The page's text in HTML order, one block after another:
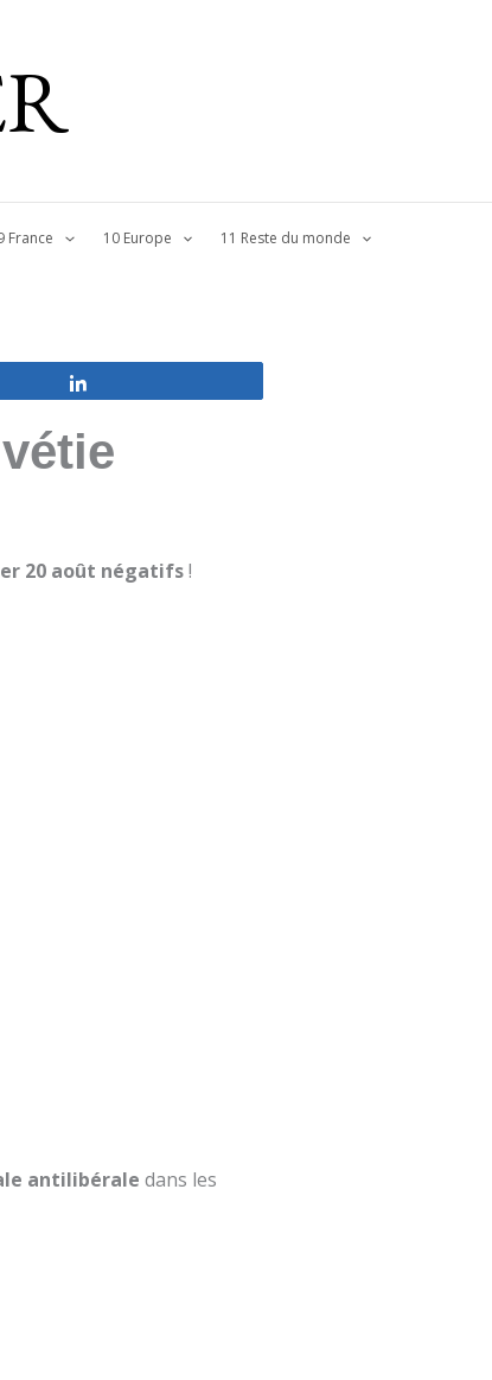
France 10 Europe 11 Reste du monde
20 août négatifs!
antilibérale dans les